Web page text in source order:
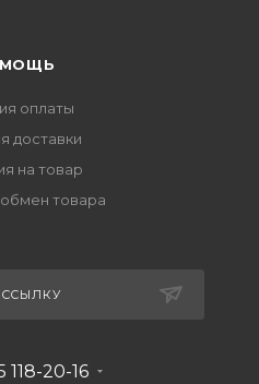
оплаты
доставки
на товар
товара
118-20-16